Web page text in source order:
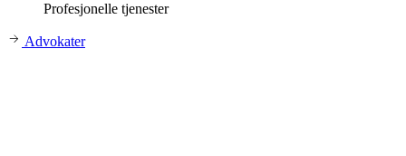
Profesjonelle tjenester
Advokater